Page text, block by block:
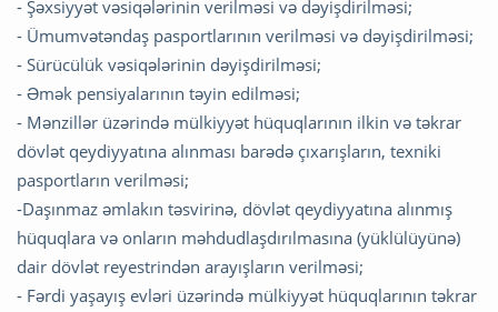
- Şəxsiyyət vəsiqələrinin verilməsi və dəyişdirilməsi;
- Ümumvətəndaş pasportlarının verilməsi və dəyişdirilməsi;
- Sürücülük vəsiqələrinin dəyişdirilməsi;
- Əmək pensiyalarının təyin edilməsi;
- Mənzillər üzərində mülkiyyət hüquqlarının ilkin və təkrar
dövlət qeydiyyatına alınması barədə çıxarışların, texniki
pasportların verilməsi;
-Daşınmaz əmlakın təsvirinə, dövlət qeydiyyatına alınmış
hüquqlara və onların məhdudlaşdırılmasına (yüklülüyünə)
dair dövlət reyestrindən arayışların verilməsi;
- Fərdi yaşayış evləri üzərində mülkiyyət hüquqlarının təkrar